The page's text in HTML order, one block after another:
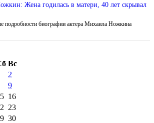
Жена годилась в матери, 40 лет скрывал
подробности биографии актера Михаила Ножкина
Вс
2
9
16
23
30